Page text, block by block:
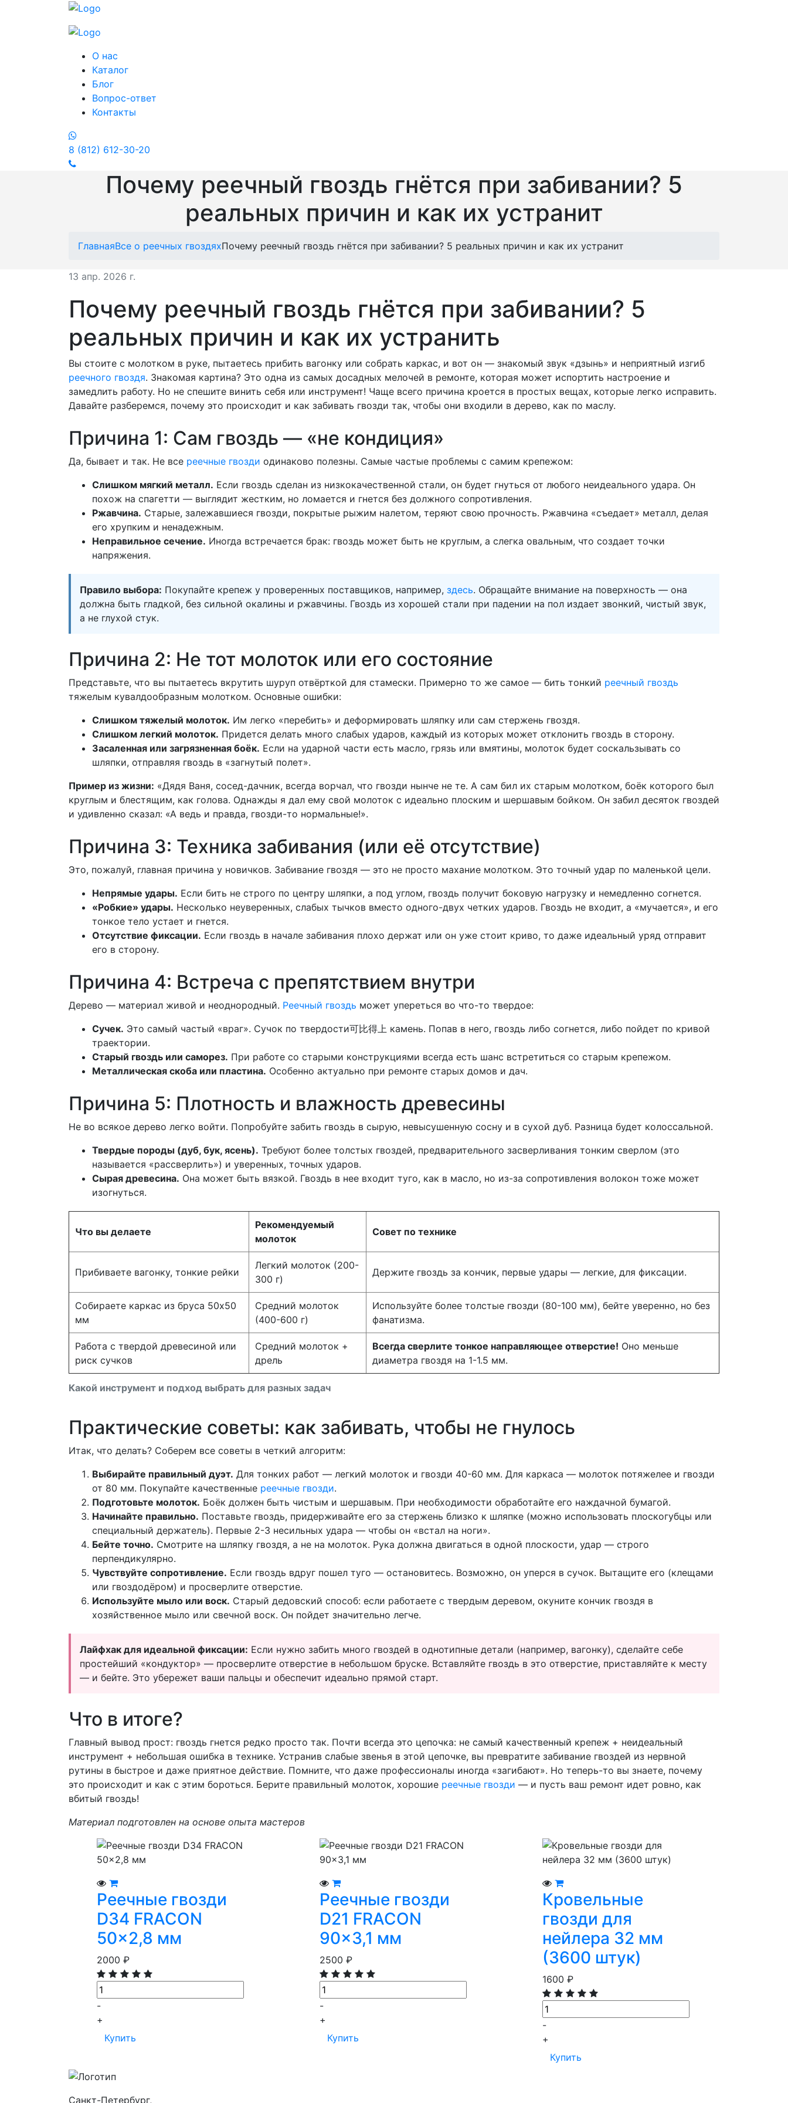
О нас
Каталог
Блог
Вопрос-ответ
Контакты
8 (812) 612-30-20
Почему реечный гвоздь гнётся при забивании? 5
реальных причин и как их устранит
ГлавнаяВсе о реечных гвоздяхПочему реечный гвоздь гнётся при забивании? 5 реальных причин и как их устранит
13 апр. 2026 г.
Почему реечный гвоздь гнётся при забивании? 5
реальных причин и как их устранить
Вы стоите с молотком в руке, пытаетесь прибить вагонку или собрать каркас, и вот он — знакомый звук «дзынь» и неприятный изгиб
реечного гвоздя. Знакомая картина? Это одна из самых досадных мелочей в ремонте, которая может испортить настроение и
замедлить работу. Но не спешите винить себя или инструмент! Чаще всего причина кроется в простых вещах, которые легко исправить.
Давайте разберемся, почему это происходит и как забивать гвозди так, чтобы они входили в дерево, как по маслу.
Причина 1: Сам гвоздь — «не кондиция»
Да, бывает и так. Не все реечные гвозди одинаково полезны. Самые частые проблемы с самим крепежом:
Слишком мягкий металл. Если гвоздь сделан из низкокачественной стали, он будет гнуться от любого неидеального удара. Он
похож на спагетти — выглядит жестким, но ломается и гнется без должного сопротивления.
Ржавчина. Старые, залежавшиеся гвозди, покрытые рыжим налетом, теряют свою прочность. Ржавчина «съедает» металл, делая
его хрупким и ненадежным.
Неправильное сечение. Иногда встречается брак: гвоздь может быть не круглым, а слегка овальным, что создает точки
напряжения.
Правило выбора: Покупайте крепеж у проверенных поставщиков, например, здесь. Обращайте внимание на поверхность — она
должна быть гладкой, без сильной окалины и ржавчины. Гвоздь из хорошей стали при падении на пол издает звонкий, чистый звук,
а не глухой стук.
Причина 2: Не тот молоток или его состояние
Представьте, что вы пытаетесь вкрутить шуруп отвёрткой для стамески. Примерно то же самое — бить тонкий реечный гвоздь
тяжелым кувалдообразным молотком. Основные ошибки:
Слишком тяжелый молоток. Им легко «перебить» и деформировать шляпку или сам стержень гвоздя.
Слишком легкий молоток. Придется делать много слабых ударов, каждый из которых может отклонить гвоздь в сторону.
Засаленная или загрязненная боёк. Если на ударной части есть масло, грязь или вмятины, молоток будет соскальзывать со
шляпки, отправляя гвоздь в «загнутый полет».
Пример из жизни: «Дядя Ваня, сосед-дачник, всегда ворчал, что гвозди нынче не те. А сам бил их старым молотком, боёк которого был
круглым и блестящим, как голова. Однажды я дал ему свой молоток с идеально плоским и шершавым бойком. Он забил десяток гвоздей
и удивленно сказал: «А ведь и правда, гвозди-то нормальные!».
Причина 3: Техника забивания (или её отсутствие)
Это, пожалуй, главная причина у новичков. Забивание гвоздя — это не просто махание молотком. Это точный удар по маленькой цели.
Непрямые удары. Если бить не строго по центру шляпки, а под углом, гвоздь получит боковую нагрузку и немедленно согнется.
«Робкие» удары. Несколько неуверенных, слабых тычков вместо одного-двух четких ударов. Гвоздь не входит, а «мучается», и его
тонкое тело устает и гнется.
Отсутствие фиксации. Если гвоздь в начале забивания плохо держат или он уже стоит криво, то даже идеальный уряд отправит
его в сторону.
Причина 4: Встреча с препятствием внутри
Дерево — материал живой и неоднородный. Реечный гвоздь может упереться во что-то твердое:
Сучек. Это самый частый «враг». Сучок по твердости可比得上 камень. Попав в него, гвоздь либо согнется, либо пойдет по кривой
траектории.
Старый гвоздь или саморез. При работе со старыми конструкциями всегда есть шанс встретиться со старым крепежом.
Металлическая скоба или пластина. Особенно актуально при ремонте старых домов и дач.
Причина 5: Плотность и влажность древесины
Не во всякое дерево легко войти. Попробуйте забить гвоздь в сырую, невысушенную сосну и в сухой дуб. Разница будет колоссальной.
Твердые породы (дуб, бук, ясень). Требуют более толстых гвоздей, предварительного засверливания тонким сверлом (это
называется «рассверлить») и уверенных, точных ударов.
Сырая древесина. Она может быть вязкой. Гвоздь в нее входит туго, как в масло, но из-за сопротивления волокон тоже может
изогнуться.
Какой инструмент и подход выбрать для разных задач
Что вы делаете
Рекомендуемый
молоток
Совет по технике
Прибиваете вагонку, тонкие рейки
Легкий молоток (200-
300 г)
Держите гвоздь за кончик, первые удары — легкие, для фиксации.
Собираете каркас из бруса 50х50
мм
Средний молоток
(400-600 г)
Используйте более толстые гвозди (80-100 мм), бейте уверенно, но без
фанатизма.
Работа с твердой древесиной или
риск сучков
Средний молоток +
дрель
Всегда сверлите тонкое направляющее отверстие! Оно меньше
диаметра гвоздя на 1-1.5 мм.
Практические советы: как забивать, чтобы не гнулось
Итак, что делать? Соберем все советы в четкий алгоритм:
Выбирайте правильный дуэт. Для тонких работ — легкий молоток и гвозди 40-60 мм. Для каркаса — молоток потяжелее и гвозди
от 80 мм. Покупайте качественные реечные гвозди.
Подготовьте молоток. Боёк должен быть чистым и шершавым. При необходимости обработайте его наждачной бумагой.
Начинайте правильно. Поставьте гвоздь, придерживайте его за стержень близко к шляпке (можно использовать плоскогубцы или
специальный держатель). Первые 2-3 несильных удара — чтобы он «встал на ноги».
Бейте точно. Смотрите на шляпку гвоздя, а не на молоток. Рука должна двигаться в одной плоскости, удар — строго
перпендикулярно.
Чувствуйте сопротивление. Если гвоздь вдруг пошел туго — остановитесь. Возможно, он уперся в сучок. Вытащите его (клещами
или гвоздодёром) и просверлите отверстие.
Используйте мыло или воск. Старый дедовский способ: если работаете с твердым деревом, окуните кончик гвоздя в
хозяйственное мыло или свечной воск. Он пойдет значительно легче.
Лайфхак для идеальной фиксации: Если нужно забить много гвоздей в однотипные детали (например, вагонку), сделайте себе
простейший «кондуктор» — просверлите отверстие в небольшом бруске. Вставляйте гвоздь в это отверстие, приставляйте к месту
— и бейте. Это убережет ваши пальцы и обеспечит идеально прямой старт.
Что в итоге?
Главный вывод прост: гвоздь гнется редко просто так. Почти всегда это цепочка: не самый качественный крепеж + неидеальный
инструмент + небольшая ошибка в технике. Устранив слабые звенья в этой цепочке, вы превратите забивание гвоздей из нервной
рутины в быстрое и даже приятное действие. Помните, что даже профессионалы иногда «загибают». Но теперь-то вы знаете, почему
это происходит и как с этим бороться. Берите правильный молоток, хорошие реечные гвозди — и пусть ваш ремонт идет ровно, как
вбитый гвоздь!
Материал подготовлен на основе опыта мастеров
Просмотр
В корзину
Реечные гвозди
D34 FRACON
50x2,8 мм
2000 ₽
-
+
Купить
Просмотр
В корзину
Реечные гвозди
D21 FRACON
90x3,1 мм
2500 ₽
-
+
Купить
Просмотр
В корзину
Кровельные
гвозди для
нейлера 32 мм
(3600 штук)
1600 ₽
-
+
Купить
Санкт-Петербург,